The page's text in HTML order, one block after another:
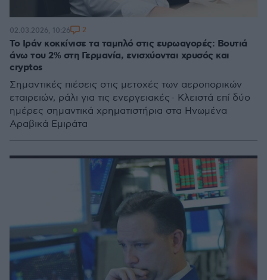
Το Ιράν κοκκίνισε τα ταμπλό στις ευρωαγορές: Βουτιά
άνω του 2% στη Γερμανία, ενισχύονται χρυσός και
cryptos
Σημαντικές πιέσεις στις μετοχές των αεροπορικών
εταιρειών, ράλι για τις ενεργειακές - Kλειστά επί δύο
ημέρες σημαντικά χρηματιστήρια στα Ηνωμένα
Αραβικά Εμιράτα
02.03.2026, 10:26 2